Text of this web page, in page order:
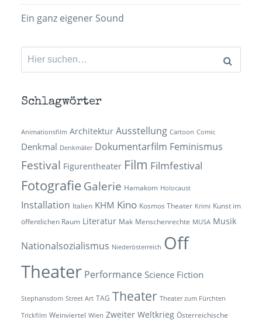
Ein ganz eigener Sound
Suchen
nach:
Schlagwörter
Animationsfilm Architektur Ausstellung Cartoon Comic
Denkmal Denkmäler Dokumentarfilm Feminismus
Festival Figurentheater Film Filmfestival
Fotografie Galerie Hamakom Holocaust
Installation Italien KHM Kino Kosmos Theater Krimi Kunst im
öffentlichen Raum Literatur Mak Menschenrechte MUSA Musik
Nationalsozialismus Niederösterreich Off
Theater Performance Science Fiction
Stephansdom Street Art TAG Theater Theater zum Fürchten
Trickfilm Weinviertel Wien Zweiter Weltkrieg Österreichische